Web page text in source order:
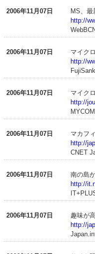
2006年11月07日
MS、
http://
2006年11月07日
マイク
http://
2006年11月07日
マイク
http://
2006年11月07日
マカフ
http://
CNET
2006年11月07日
南の島
http://
2006年11月07日
趣味が
http://